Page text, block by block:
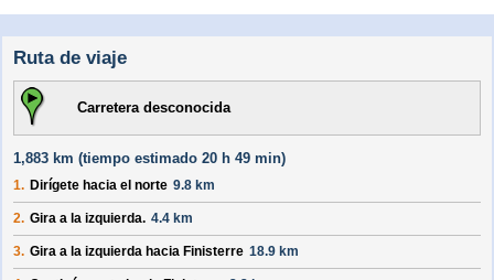
Ruta de viaje
Carretera desconocida
1,883 km (tiempo estimado 20 h 49 min)
1. Dirígete hacia el norte 9.8 km
2. Gira a la izquierda. 4.4 km
3. Gira a la izquierda hacia Finisterre 18.9 km